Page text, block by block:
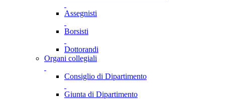
Assegnisti
Borsisti
Dottorandi
Organi collegiali
Consiglio di Dipartimento
Giunta di Dipartimento